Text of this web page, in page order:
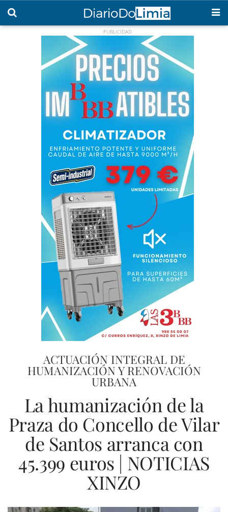
ACTUACIÓN INTEGRAL DE
HUMANIZACIÓN Y RENOVACIÓN
URBANA
La humanización de la
Praza do Concello de Vilar
de Santos arranca con
45.399 euros | NOTICIAS
XINZO